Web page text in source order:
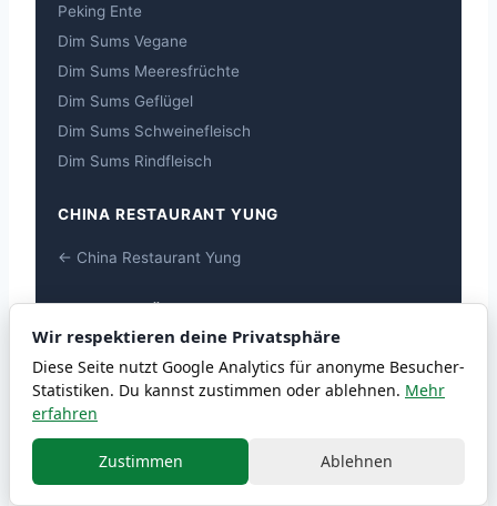
Peking Ente
Dim Sums Vegane
Dim Sums Meeresfrüchte
Dim Sums Geflügel
Dim Sums Schweinefleisch
Dim Sums Rindfleisch
CHINA RESTAURANT YUNG
← China Restaurant Yung
Wir respektieren deine Privatsphäre
Diese Seite nutzt Google Analytics für anonyme Besucher-
Statistiken. Du kannst zustimmen oder ablehnen. Mehr
erfahren
Zustimmen Ablehnen